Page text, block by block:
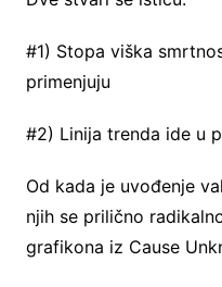
#1) Stopa viška
primenjuju
#2) Linija trenda ide u
Od kada je uvođenje
njih se prilično
grafikona iz Cause